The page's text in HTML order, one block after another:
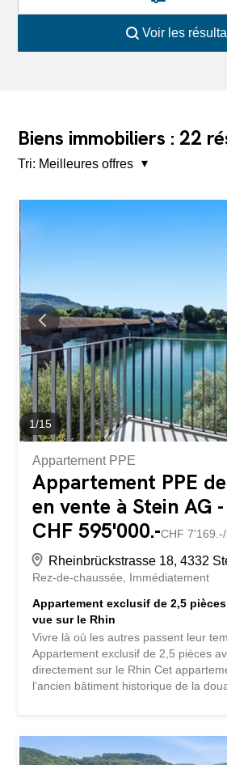
Voir les
Biens immobiliers : 22
Tri: Meilleures offres
1/15
Appartement PPE
Appartement PPE
en vente à Stein AG
CHF 595'000.-CHF 7'169.-/
Rheinbrückstrasse 18, 4332
Rez-de-chaussée
Immédiatement
Appartement exclusif de 2,5
vue sur le Rhin
Vivre là où les autres passent leur
Appartement exclusif de 2,5 pièces
directement sur le Rhin Cet
l’ancien bâtiment historique de la
l’Allemagne. Un emplacement qui
d’émerveillement chaque jour. Dès